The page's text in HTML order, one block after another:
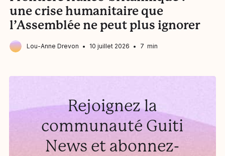
une crise humanitaire que
l’Assemblée ne peut plus ignorer
Lou-Anne Drevon 10 juillet 2026 7 min
Rejoignez la
communauté Guiti
News et abonnez-